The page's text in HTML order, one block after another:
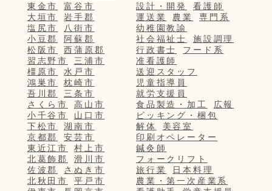
東金市
富谷市
大垣市
岩手郡
塩尻市
八街市
小豆郡
阿蘇郡
松阪市
西蒲原郡
習志野市
三浦市
橿原市
水戸市
鴻巣市
枕崎市
吾川郡
三条市
さくら市
高山市
小千谷市
山口市
下松市
湖南市
京都郡
安芸市
東近江市
村上市
北葛飾郡
滑川市
佐波郡
さぬき市
北秋田市
平戸市
設計・開発
看護師
運送業
農業
専門系
幼稚園教諭
社会福祉士
施設調理
行政書士
フード系
准看護師
送迎スタッフ
児童指導員
就労支援員
食品製造・加工
広報
ピッキング・梱包
解体
美容室
印刷オペレーター
鍼灸師
フォークリフト
旅行業
日本料理
農業・第一次産業系